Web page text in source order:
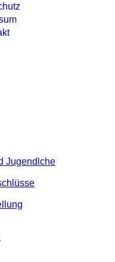
Jugendlche